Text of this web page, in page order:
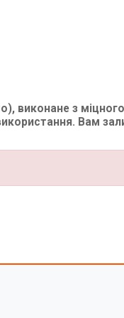
виконане з
Вам